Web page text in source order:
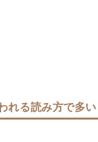
れる読み方で多